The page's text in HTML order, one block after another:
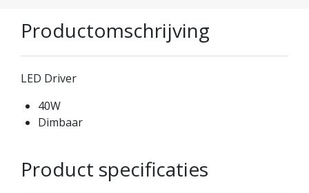
Productomschrijving
LED Driver
40W
Dimbaar
Product specificaties